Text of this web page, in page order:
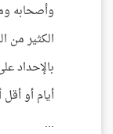
وأصحابه
الكثير من
بالإحداد
أيام أو
...